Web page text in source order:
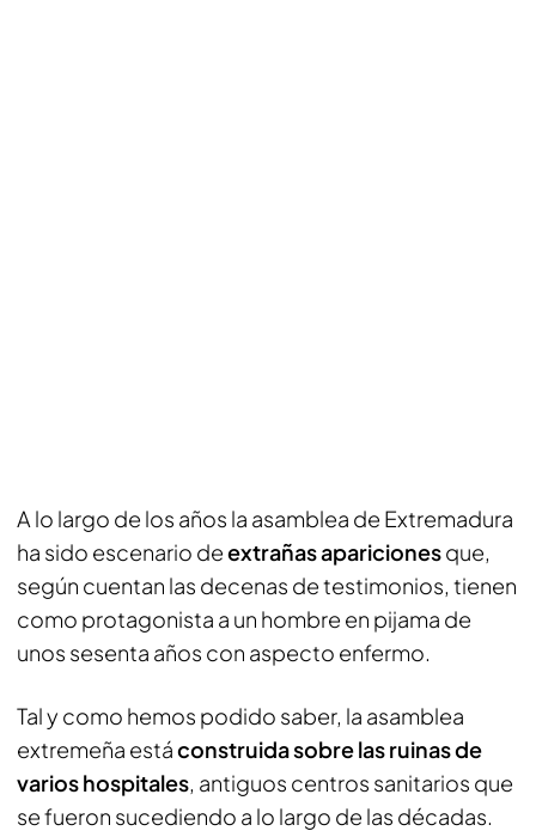
A lo largo de los años la asamblea de Extremadura
ha sido escenario deextrañas aparicionesque,
según cuentan las decenas de testimonios, tienen
como protagonista a un hombre en pijama de
unos sesenta años con aspecto enfermo.
Tal y como hemos podido saber, la asamblea
extremeña estáconstruida sobre las ruinas de
varios hospitales, antiguos centros sanitarios que
se fueron sucediendo a lo largo de las décadas.